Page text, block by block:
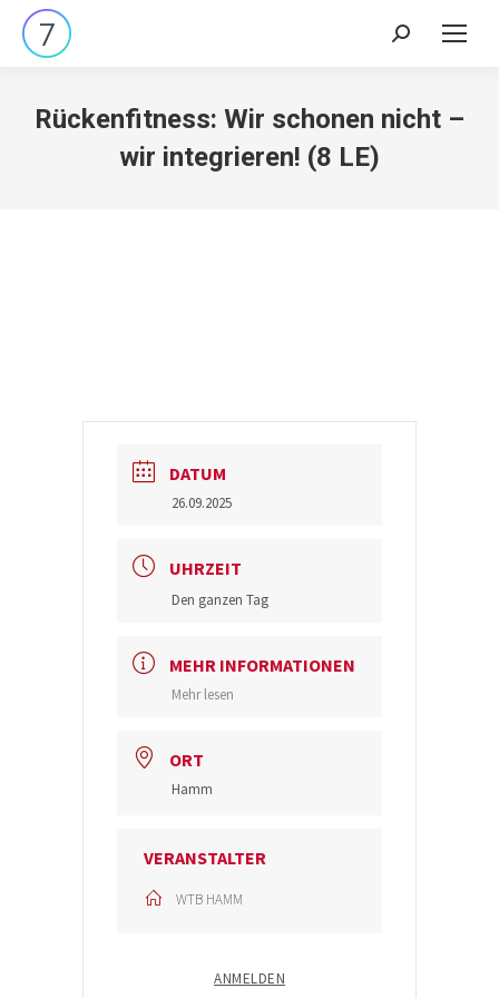
Search:
Rückenfitness: Wir schonen nicht –
wir integrieren! (8 LE)
DATUM
26.09.2025
UHRZEIT
Den ganzen Tag
MEHR INFORMATIONEN
Mehr lesen
ORT
Hamm
VERANSTALTER
WTB HAMM
ANMELDEN